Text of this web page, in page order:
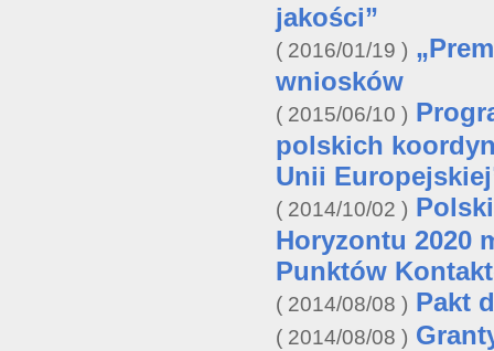
jakości”
2016/01/19
wniosków
2015/06/10
polskich
Unii
2014/10/02
Horyzontu 2020
Punktów
2014/08/08 Pakt
2014/08/08